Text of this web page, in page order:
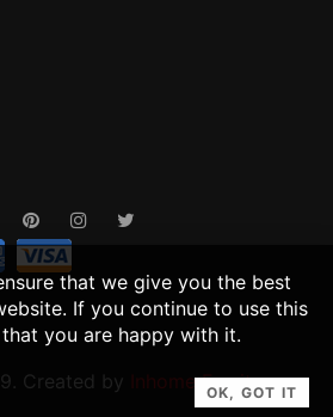
Created by Inhome Furniture.
that we give you the best
If you continue to use this
you are happy with it.
OK, GOT IT